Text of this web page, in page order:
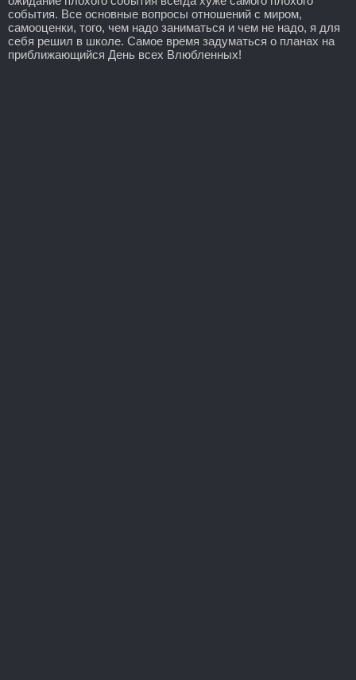
события. Все основные вопросы отношений с миром,
самооценки, того, чем надо заниматься и чем не надо, я для
себя решил в школе. Самое время задуматься о планах на
приближающийся День всех Влюбленных!